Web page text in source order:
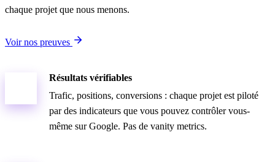
chaque projet que nous menons.
Voir nos preuves
Résultats vérifiables
Trafic, positions, conversions : chaque projet est piloté
par des indicateurs que vous pouvez contrôler vous-
même sur Google. Pas de vanity metrics.